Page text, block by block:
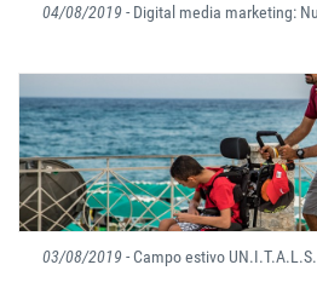
04/08/2019- Digital media marketing:
03/08/2019- Campo estivo